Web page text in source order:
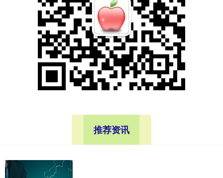
推荐资讯